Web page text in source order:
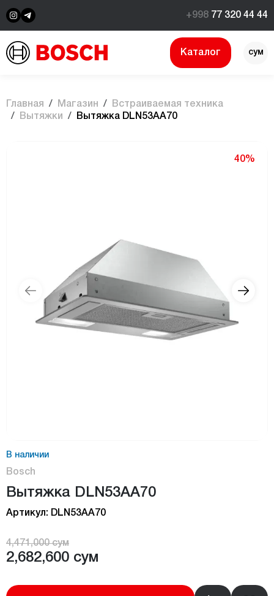
+998 77 320 44 44
Каталог сум
Главная Магазин
Встраиваемая техника
Вытяжки
Вытяжка DLN53AA70
40%
В наличии
Bosch
Вытяжка DLN53AA70
Артикул: DLN53AA70
4,471,000 сум
2,682,600 сум